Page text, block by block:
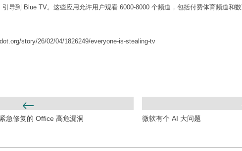
导到 Blue TV。这些应用允许用户观看 6000-8000 个频道，包括付费体育频道和
story/26/02/04/1826249/everyone-is-stealing-tv
急修复的 Office 高危漏洞 微软有个 AI 大问题